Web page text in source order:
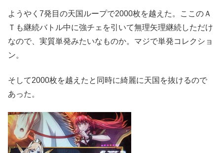
ようやく7発目の天国ループで2000枚を越えた。ここのＡ
Ｔも継続バトル中に強チェを引いて無理矢理継続しただけ
なので、実質単発みたいなものか。マジで単発コレクショ
ン。
そして2000枚を越えたと同時に綺麗に天国を抜けるので
あった。